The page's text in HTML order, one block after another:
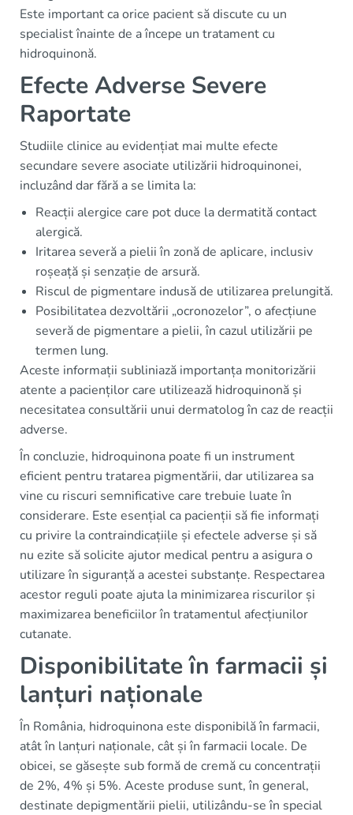
Este important ca orice pacient să discute cu un
specialist înainte de a începe un tratament cu
hidroquinonă.
Efecte Adverse Severe
Raportate
Studiile clinice au evidențiat mai multe efecte
secundare severe asociate utilizării hidroquinonei,
incluzând dar fără a se limita la:
Reacții alergice care pot duce la dermatită contact
alergică.
Iritarea severă a pielii în zonă de aplicare, inclusiv
roșeață și senzație de arsură.
Riscul de pigmentare indusă de utilizarea prelungită.
Posibilitatea dezvoltării „ocronozelor”, o afecțiune
severă de pigmentare a pielii, în cazul utilizării pe
termen lung.
Aceste informații subliniază importanța monitorizării
atente a pacienților care utilizează hidroquinonă și
necesitatea consultării unui dermatolog în caz de reacții
adverse.
În concluzie, hidroquinona poate fi un instrument
eficient pentru tratarea pigmentării, dar utilizarea sa
vine cu riscuri semnificative care trebuie luate în
considerare. Este esențial ca pacienții să fie informați
cu privire la contraindicațiile și efectele adverse și să
nu ezite să solicite ajutor medical pentru a asigura o
utilizare în siguranță a acestei substanțe. Respectarea
acestor reguli poate ajuta la minimizarea riscurilor și
maximizarea beneficiilor în tratamentul afecțiunilor
cutanate.
Disponibilitate în farmacii și
lanțuri naționale
În România, hidroquinona este disponibilă în farmacii,
atât în lanțuri naționale, cât și în farmacii locale. De
obicei, se găsește sub formă de cremă cu concentrații
de 2%, 4% și 5%. Aceste produse sunt, în general,
destinate depigmentării pielii, utilizându-se în special